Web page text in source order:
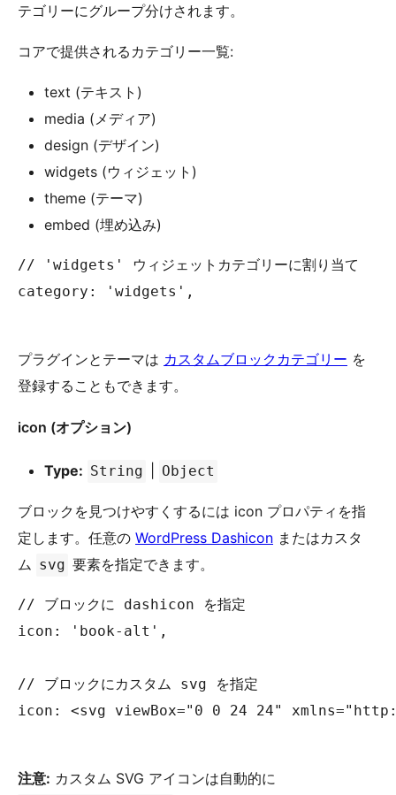
テゴリーにグループ分けされます。
コアで提供されるカテゴリー一覧:
text (テキスト)
media (メディア)
design (デザイン)
widgets (ウィジェット)
theme (テーマ)
embed (埋め込み)
// 'widgets' ウィジェットカテゴリーに割り当て
category: 'widgets',
プラグインとテーマは カスタムブロックカテゴリー を
登録することもできます。
icon (オプション)
Type: String Object
ブロックを見つけやすくするには icon プロパティを指
定します。任意の WordPress Dashicon またはカスタ
ム svg 要素を指定できます。
// ブロックに dashicon を指定
icon: 'book-alt',
// ブロックにカスタム svg を指定
icon: <svg viewBox="0 0 24 24"
注意: カスタム SVG アイコンは自動的に